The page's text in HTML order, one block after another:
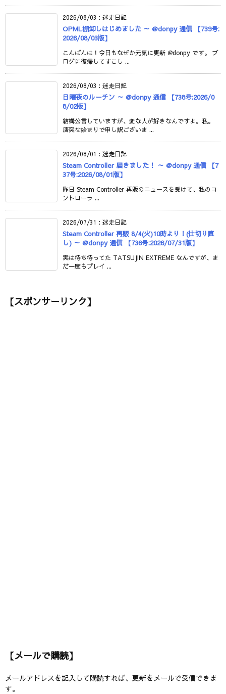
2026/08/03 : 迷走日記
OPML棚卸しはじめました ～ @donpy 通信 【739号:
2026/08/03版】
こんばんは！今日もなぜか元気に更新 @donpy です。 ブ
ログに復帰してすこし ...
2026/08/03 : 迷走日記
日曜夜のルーチン ～ @donpy 通信 【738号:2026/0
8/02版】
結構公言していますが、変な人が好きなんですよ。私。
唐突な始まりで申し訳ございま ...
2026/08/01 : 迷走日記
Steam Controller 届きました！ ～ @donpy 通信 【7
37号:2026/08/01版】
昨日 Steam Controller 再販のニュースを受けて、私のコ
ントローラ ...
2026/07/31 : 迷走日記
Steam Controller 再販 8/4(火)10時より！(仕切り直
し) ～ @donpy 通信 【736号:2026/07/31版】
実は待ち待ってた TATSUJIN EXTREME なんですが、ま
だ一度もプレイ ...
【スポンサーリンク】
【メールで購読】
メールアドレスを記入して購読すれば、更新をメールで受信できま
す。